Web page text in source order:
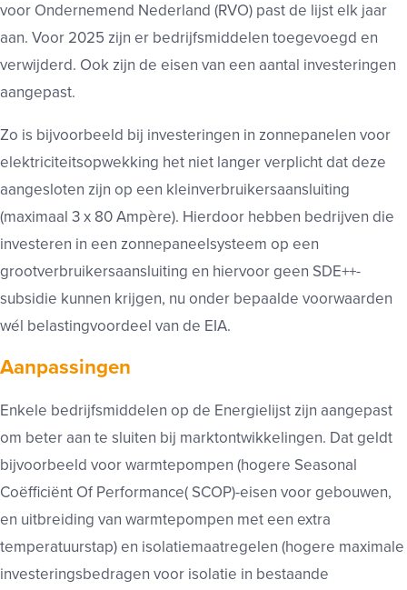
voor Ondernemend Nederland (RVO) past de lijst elk jaar
aan. Voor 2025 zijn er bedrijfsmiddelen toegevoegd en
verwijderd. Ook zijn de eisen van een aantal investeringen
aangepast.
Zo is bijvoorbeeld bij investeringen in zonnepanelen voor
elektriciteitsopwekking het niet langer verplicht dat deze
aangesloten zijn op een kleinverbruikersaansluiting
(maximaal 3 x 80 Ampère). Hierdoor hebben bedrijven die
investeren in een zonnepaneelsysteem op een
grootverbruikersaansluiting en hiervoor geen SDE++-
subsidie kunnen krijgen, nu onder bepaalde voorwaarden
wél belastingvoordeel van de EIA.
Aanpassingen
Enkele bedrijfsmiddelen op de Energielijst zijn aangepast
om beter aan te sluiten bij marktontwikkelingen. Dat geldt
bijvoorbeeld voor warmtepompen (hogere Seasonal
Coëfficiënt Of Performance( SCOP)-eisen voor gebouwen,
en uitbreiding van warmtepompen met een extra
temperatuurstap) en isolatiemaatregelen (hogere maximale
investeringsbedragen voor isolatie in bestaande